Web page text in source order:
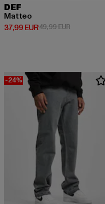
DEF
Matteo
37,99 EUR
Derzeitiger Preis: 37,99 EUR
49,99 EUR
-24%